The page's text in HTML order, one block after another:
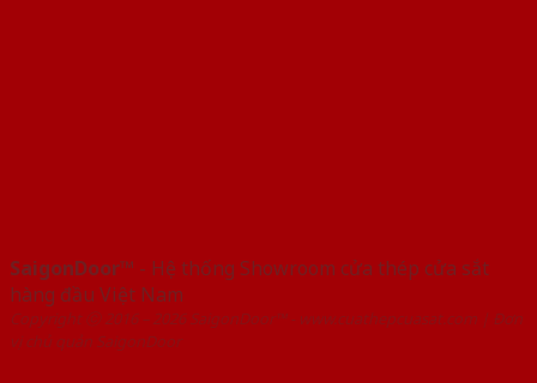
SaigonDoor™ - Hệ thống Showroom cửa thép cửa sắt
hàng đầu Việt Nam
Copyright ⓒ 2016 – 2026 SaigonDoor™ - www.cuathepcuasat.com | Đơn
vị chủ quản SaigonDoor